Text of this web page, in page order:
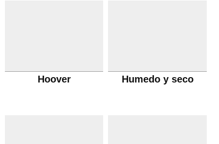
Hoover Humedo y seco